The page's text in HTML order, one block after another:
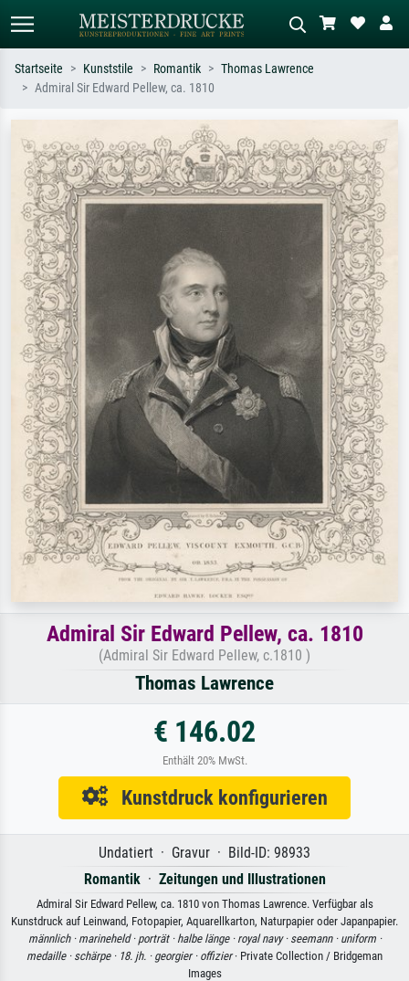
Suchen Sie nach Künstlern, Werktiteln
oder Stilen – z.B. Monet,
Sternennacht, Impressionismus, Welle
Hokusai, Akt.
Beschreiben Sie die Szene – z.B. Grüne
Wiese, Abstrakt mit viel Rot, Dunkles
Ölgemälde, Stehender Akt neben einem
Baum.
Startseite Kunststile Romantik
Thomas Lawrence
Admiral Sir Edward Pellew, ca. 1810
Admiral Sir Edward Pellew, ca. 1810
(Admiral Sir Edward Pellew, c.1810 )
Thomas Lawrence
€ 146.02
Enthält 20% MwSt.
Kunstdruck konfigurieren
Undatiert · Gravur · Bild-ID: 98933
Romantik· Zeitungen und Illustrationen
Admiral Sir Edward Pellew, ca. 1810 von Thomas Lawrence. Verfügbar als
Kunstdruck auf Leinwand, Fotopapier, Aquarellkarton, Naturpapier oder Japanpapier.
männlich · marineheld · porträt · halbe länge · royal navy · seemann · uniform ·
medaille · schärpe · 18. jh. · georgier · offizier· Private Collection / Bridgeman
Images